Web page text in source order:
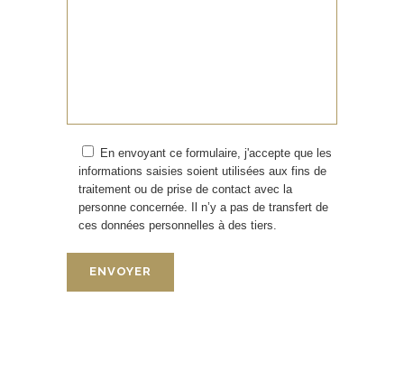
En envoyant ce formulaire, j'accepte que les
informations saisies soient utilisées aux fins de
traitement ou de prise de contact avec la
personne concernée. Il n’y a pas de transfert de
ces données personnelles à des tiers.